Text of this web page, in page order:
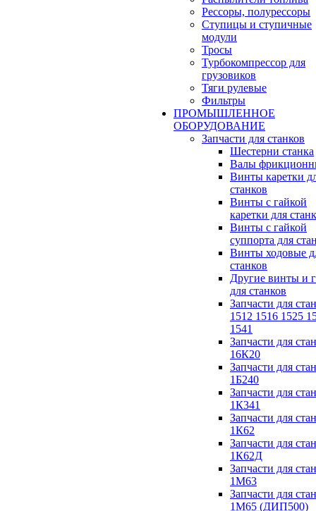
Рессоры, полурессоры
Ступицы и ступичные
модули
Тросы
Турбокомпрессор для
грузовиков
Тяги рулевые
Фильтры
ПРОМЫШЛЕННОЕ
ОБОРУДОВАНИЕ
Запчасти для станков
Шестерни станка
Валы
Винты каретки
станков
Винты с гайкой
каретки для
Винты с гайкой
суппорта для
Винты ходовые
станков
Другие винты и
для станков
Запчасти для
1512 1516 1525
1541
Запчасти для
16К20
Запчасти для
1Б240
Запчасти для
1К341
Запчасти для
1К62
Запчасти для
1К62Д
Запчасти для
1М63
Запчасти для
1М65 (ДИП500)